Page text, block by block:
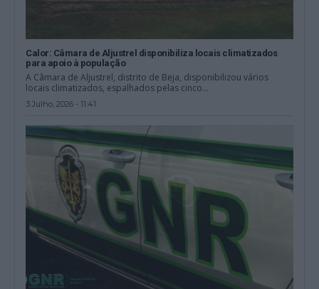
Calor: Câmara de Aljustrel disponibiliza locais climatizados
para apoio à população
A Câmara de Aljustrel, distrito de Beja, disponibilizou vários
locais climatizados, espalhados pelas cinco...
3 Julho, 2026 - 11:41